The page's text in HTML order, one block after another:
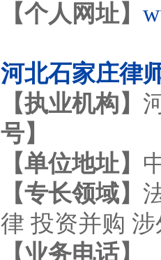
【个人网址】
河北石家庄律
【执业机构】
号】
【单位地址】
【专长领域】
律 投资并购
【业务电话】